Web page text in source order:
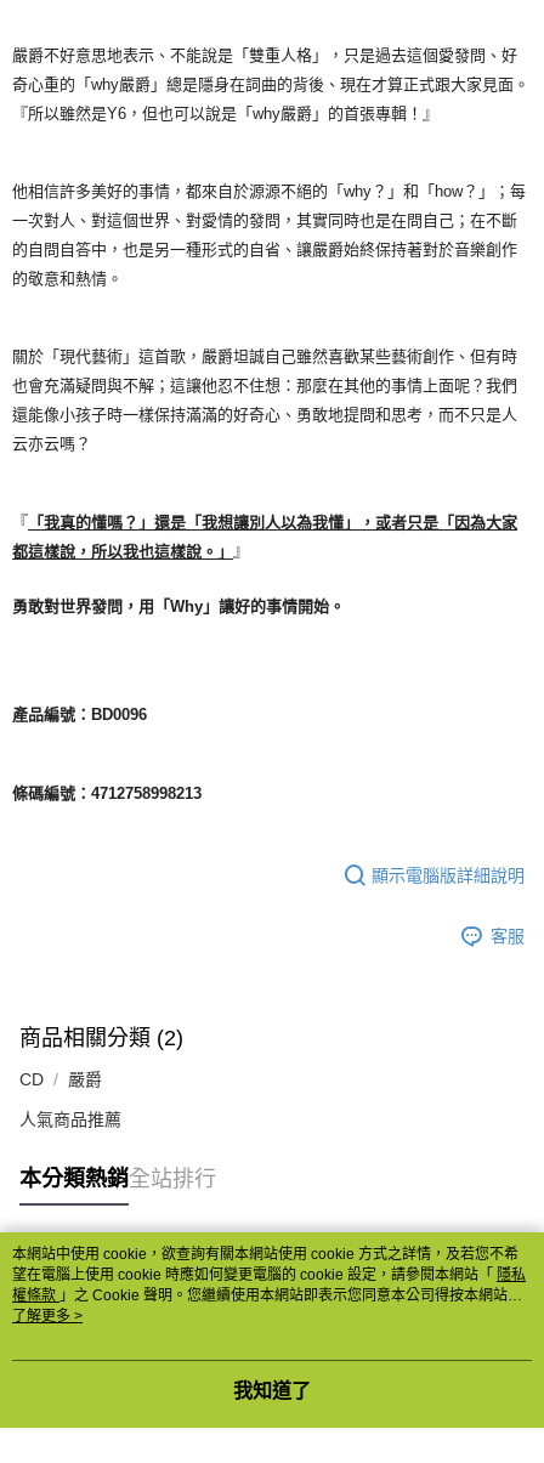
嚴爵不好意思地表示、不能說是「雙重人格」，只是過去這個愛發問、好
奇心重的「why嚴爵」總是隱身在詞曲的背後、現在才算正式跟大家見面。
『所以雖然是Y6，但也可以說是「why嚴爵」的首張專輯！』
他相信許多美好的事情，都來自於源源不絕的「why？」和「how？」；每
一次對人、對這個世界、對愛情的發問，其實同時也是在問自己；在不斷
的自問自答中，也是另一種形式的自省、讓嚴爵始終保持著對於音樂創作
的敬意和熱情。
關於「現代藝術」這首歌，嚴爵坦誠自己雖然喜歡某些藝術創作、但有時
也會充滿疑問與不解；這讓他忍不住想：那麼在其他的事情上面呢？我們
還能像小孩子時一樣保持滿滿的好奇心、勇敢地提問和思考，而不只是人
云亦云嗎？
『 「我真的懂嗎？」還是「我想讓別人以為我懂」，或者只是「因為大家
都這樣說，所以我也這樣說。」
』
勇敢對世界發問，用「Why」讓好的事情開始。
產品編號：BD0096
條碼編號：4712758998213
顯示電腦版詳細說明
客服
商品相關分類 (2)
CD 嚴爵
人氣商品推薦
本分類熱銷全站排行
熱門標籤
本網站中使用 cookie，欲查詢有關本網站使用 cookie 方式之詳情，及若您不希
望在電腦上使用 cookie 時應如何變更電腦的 cookie 設定，請參閱本網站「 隱私
權條款 」之 Cookie 聲明。您繼續使用本網站即表示您同意本公司得按本網站使
用條款之 Cookie 聲明使用 cookie。
了解更多 >
我知道了